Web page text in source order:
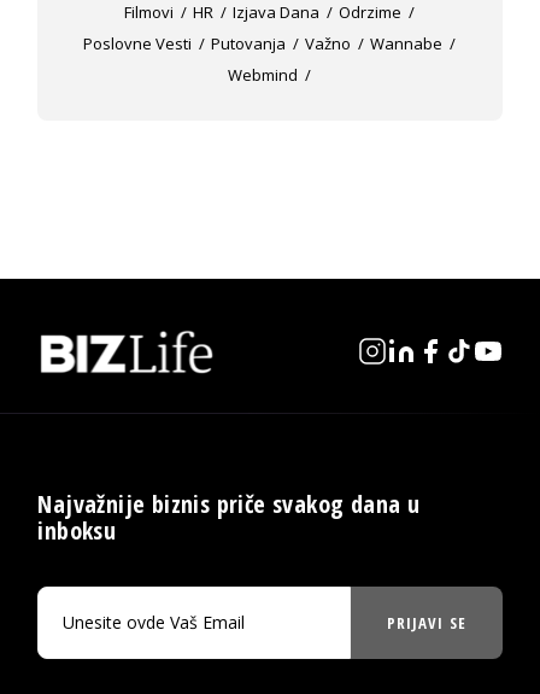
Filmovi
HR Izjava Dana
Odrzime
Poslovne Vesti
Putovanja Važno
Wannabe
Webmind
Najvažnije biznis priče svakog dana u
inboksu
PRIJAVI SE